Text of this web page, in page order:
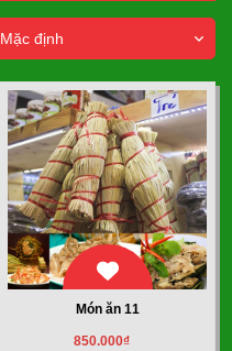
Mặc định
Món ăn 11
850.000₫